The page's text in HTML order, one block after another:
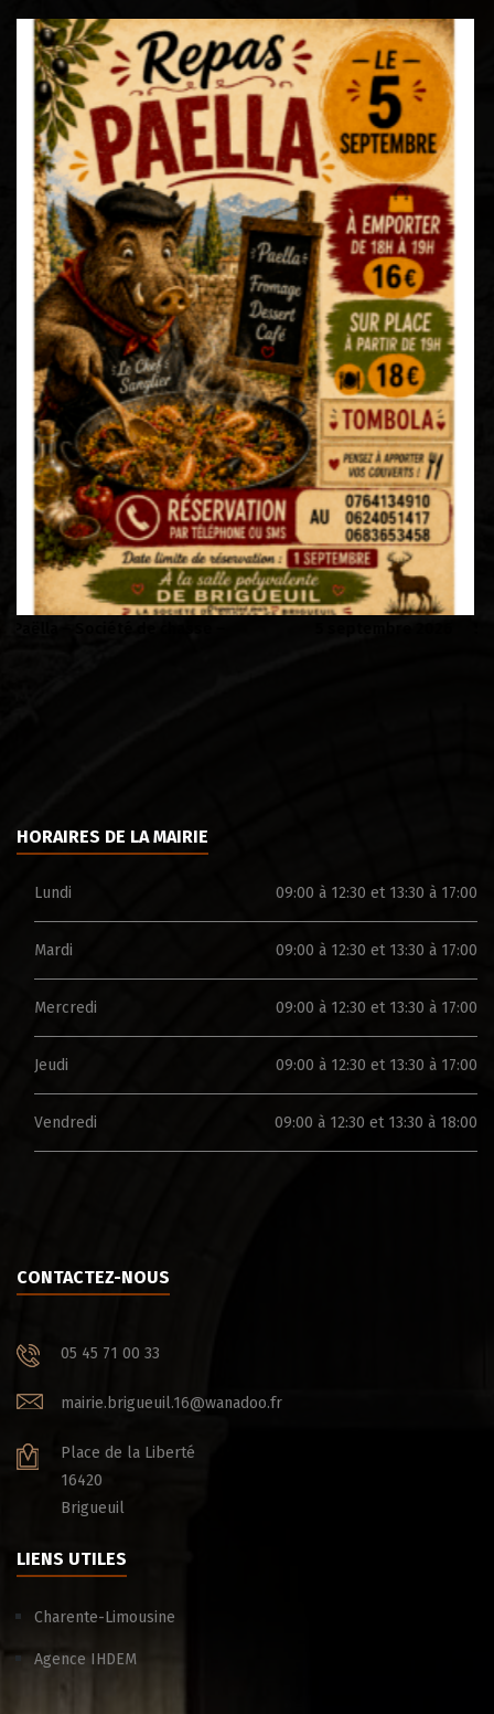
HORAIRES DE LA MAIRIE
Lundi 09:00 à 12:30 et 13:30 à 17:00
Mardi 09:00 à 12:30 et 13:30 à 17:00
Mercredi 09:00 à 12:30 et 13:30 à 17:00
Jeudi 09:00 à 12:30 et 13:30 à 17:00
Vendredi 09:00 à 12:30 et 13:30 à 18:00
CONTACTEZ-NOUS
05 45 71 00 33
mairie.brigueuil.16@wanadoo.fr
Place de la Liberté
16420
Brigueuil
LIENS UTILES
Charente-Limousine
Agence IHDEM